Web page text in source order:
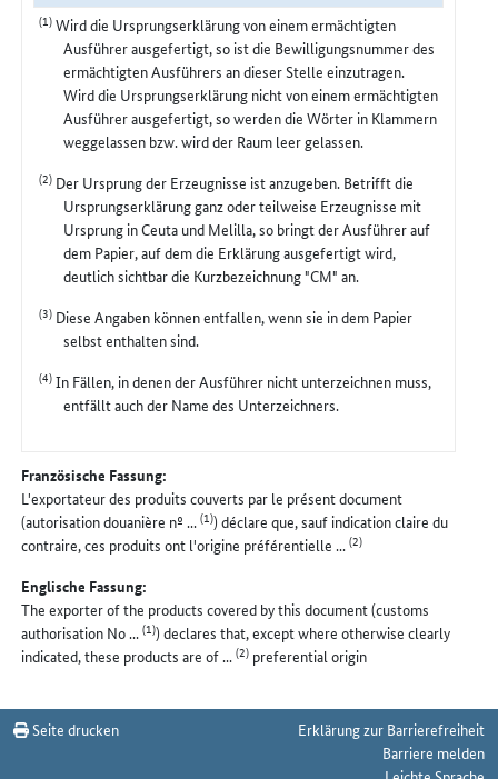
(1)Wird die Ursprungserklärung von einem ermächtigten
Ausführer ausgefertigt, so ist die Bewilligungsnummer des
ermächtigten Ausführers an dieser Stelle einzutragen.
Wird die Ursprungserklärung nicht von einem ermächtigten
Ausführer ausgefertigt, so werden die Wörter in Klammern
weggelassen bzw. wird der Raum leer gelassen.
(2) Der Ursprung der Erzeugnisse ist anzugeben. Betrifft die
Ursprungserklärung ganz oder teilweise Erzeugnisse mit
Ursprung in Ceuta und Melilla, so bringt der Ausführer auf
dem Papier, auf dem die Erklärung ausgefertigt wird,
deutlich sichtbar die Kurzbezeichnung "CM" an.
(3) Diese Angaben können entfallen, wenn sie in dem Papier
selbst enthalten sind.
(4)In Fällen, in denen der Ausführer nicht unterzeichnen muss,
entfällt auch der Name des Unterzeichners.
Französische Fassung:
L'exportateur des produits couverts par le présent document
(autorisation douanière nº ...(1)) déclare que, sauf indication claire du
contraire, ces produits ont l'origine préférentielle ...(2)
Englische Fassung:
The exporter of the products covered by this document (customs
authorisation No ...(1)) declares that, except where otherwise clearly
indicated, these products are of ...(2) preferential origin
Seite drucken
Erklärung zur Barrierefreiheit
Barriere melden